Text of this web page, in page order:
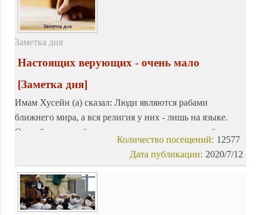
Заметка дня
Настоящих верующих - очень мало
[Заметка дня]
Имам Хусейн (а) сказал: Люди являются рабами
ближнего мира, а вся религия у них - лишь на языке.
Они оберегают её, покуда она приносит определённую
выгоду в их жизнь, и по этой причине, как только их
испытывают посредством каких-нибудь лишений (по её
причине), то число набожных (из них) становится очень
малым!.
12577
Количество посещений:
2020/7/12
Дата публикации: